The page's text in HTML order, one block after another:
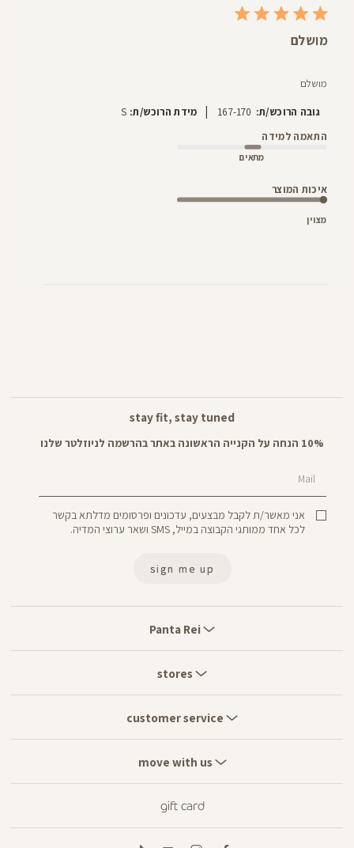
מושלם
מושלם
גובה הרוכש/ת: 167-170
| מידת הרוכש/ת: S
התאמה למידה
מתאים
איכות המוצר
מצוין
Rei
Panta Rei
stores
with
service
customer service
gift card
stay fit, stay tuned
10% הנחה על הקנייה הראשונה באתר בהרשמה לניוזלטר שלנו
Mail
אני מאשר/ת לקבל מבצעים, עדכונים ופרסומים מדלתא בקשר
לכל אחד ממותגי הקבוצה במייל, SMS ושאר ערוצי המדיה.
sign me up